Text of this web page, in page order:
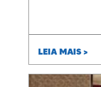
LEIA MAIS >